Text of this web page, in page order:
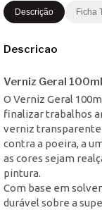
Descrição Ficha
Descricao
Verniz Geral
O Verniz Geral
finalizar trabalhos
verniz
contra a poeira, a
as cores sejam
pintura.
Com base em
durável sobre a